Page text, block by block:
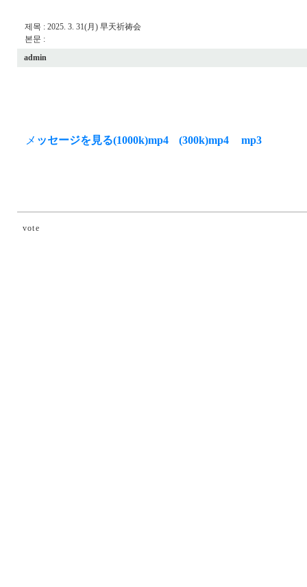
제목 : 2025. 3. 31(月) 早天祈祷会
본문 :
admin
メ ッセージを見る(1000k)mp4 (300k)mp4 mp3
vote